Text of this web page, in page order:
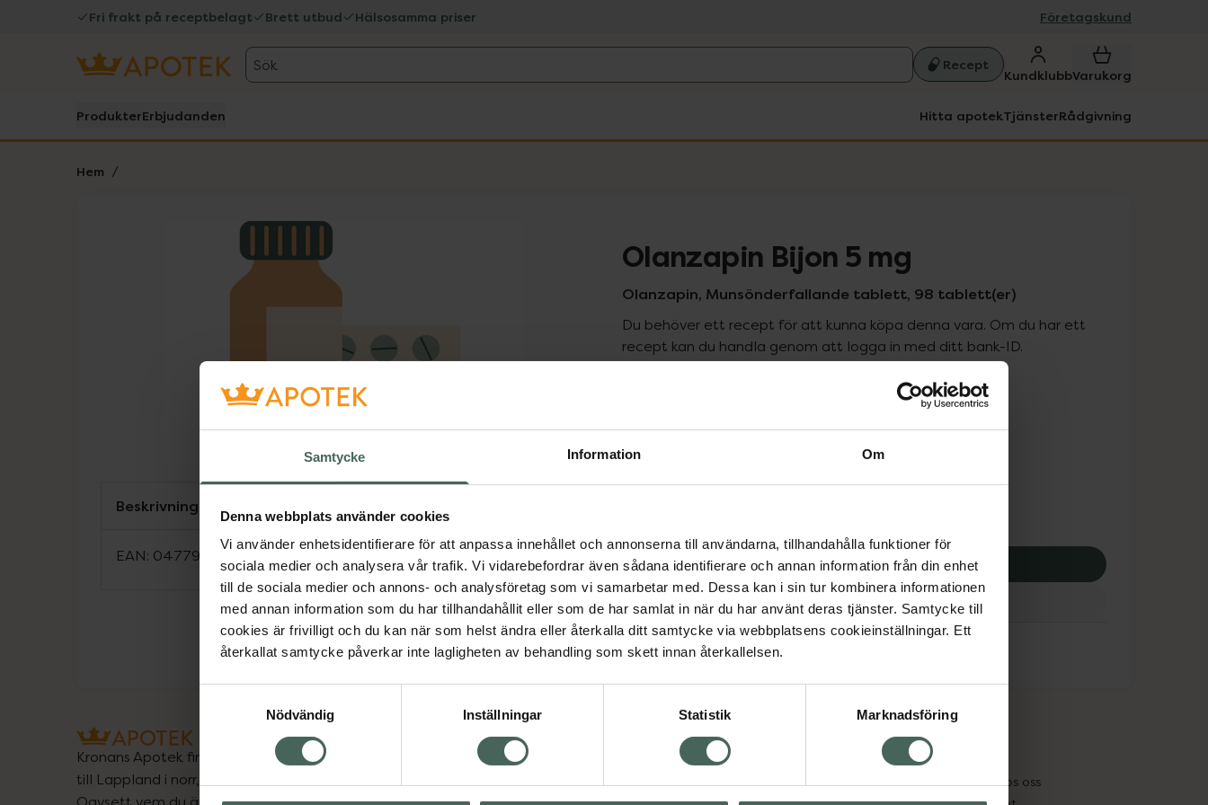
Samtycke Information Om
Denna webbplats använder cookies
Vi använder enhetsidentifierare för att anpassa innehållet och annonserna till användarna, tillhandahålla funktioner för
sociala medier och analysera vår trafik. Vi vidarebefordrar även sådana identifierare och annan information från din enhet
till de sociala medier och annons- och analysföretag som vi samarbetar med. Dessa kan i sin tur kombinera informationen
med annan information som du har tillhandahållit eller som de har samlat in när du har använt deras tjänster. Samtycke till
cookies är frivilligt och du kan när som helst ändra eller återkalla ditt samtycke via webbplatsens cookieinställningar. Ett
återkallat samtycke påverkar inte lagligheten av behandling som skett innan återkallelsen.
Nödvändig
Inställningar Statistik Marknadsföring
Fri frakt på receptbelagt Brett utbud Hälsosamma priser Företagskund
Sök Recept
KundklubbVarukorg
ProdukterErbjudanden Hitta apotekTjänsterRådgivning
Hem
Lista: . Innehåller 1 objekt. Olanzapin Bijon 5 mg
Olanzapin, Munsönderfallande tablett, 98 tablett(er)
Du behöver ett recept för att kunna köpa denna vara. Om du har ett
recept kan du handla genom att logga in med ditt bank-ID.
Pris med recept
Högkostnadsskyddet gäller
860,32 kr
Köp via ditt recept
Aktuella erbjudanden
Beskrivning
EAN: 04779050101147
Kronans Apotek finns här för dig. Du hittar oss från Skåne i syd
till Lappland i norr, och online i mobilen och på datorn.
Oavsett vem du är så är det vårt uppdrag att hjälpa just dig
Om recept och läkemedel
Jobba hos oss